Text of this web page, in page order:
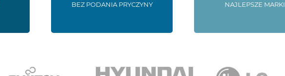
BEZ PODANIA PRYCZYNY NAJLEPSZE MARKI